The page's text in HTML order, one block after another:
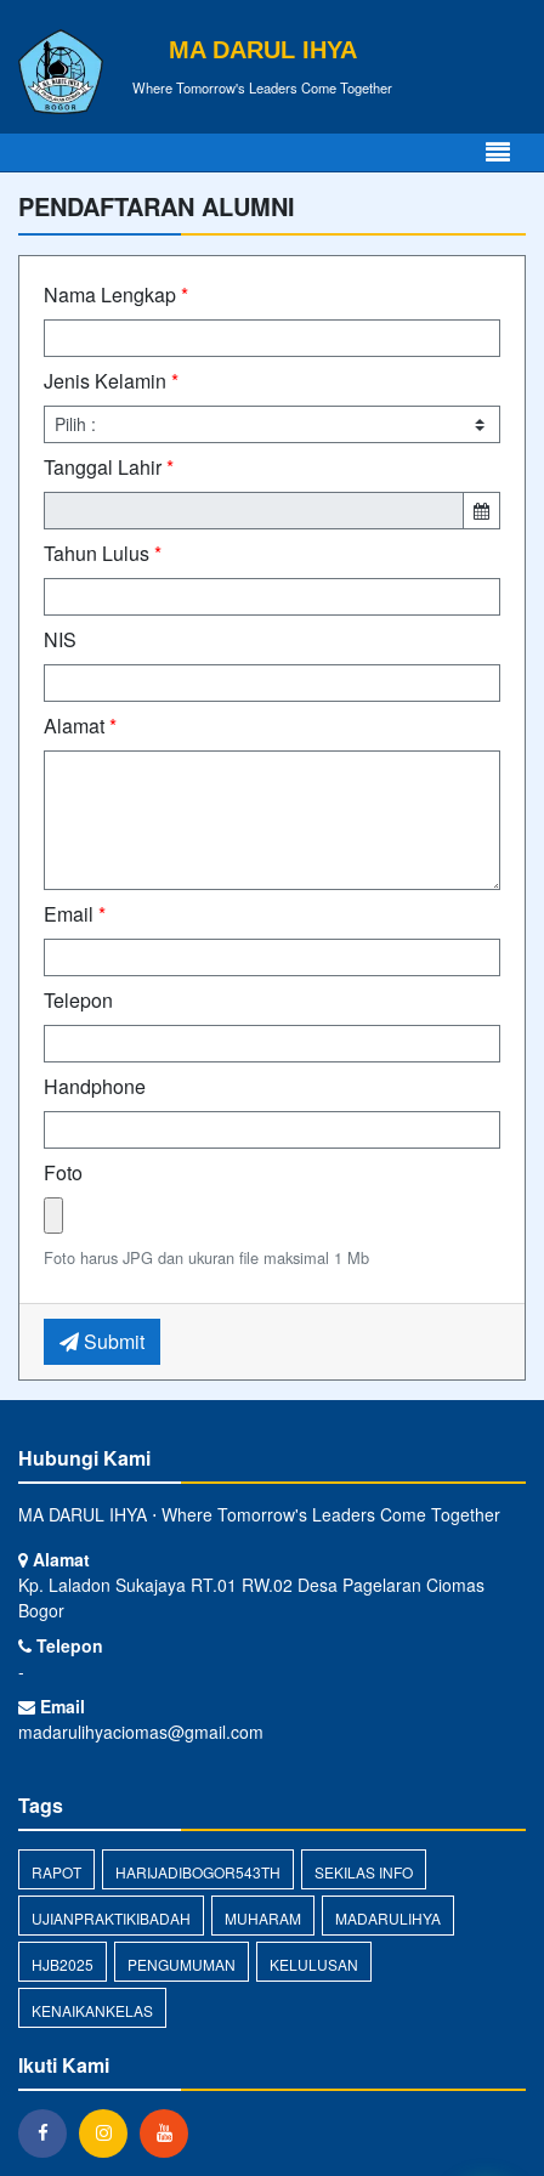
MA DARUL IHYA
Where Tomorrow's Leaders Come Together
PENDAFTARAN ALUMNI
Nama Lengkap*
Jenis Kelamin *
Tanggal Lahir*
Tahun Lulus*
NIS
Alamat*
Email *
Telepon
Handphone
Foto
Foto harus JPG dan ukuran file maksimal 1 Mb
Submit
Hubungi Kami
MA DARUL IHYA ⋅ Where Tomorrow's Leaders Come Together
Alamat
Kp. Laladon Sukajaya RT.01 RW.02 Desa Pagelaran Ciomas
Bogor
Telepon
-
Email
madarulihyaciomas@gmail.com
Tags
RAPOT HARIJADIBOGOR543TH SEKILAS INFO
UJIANPRAKTIKIBADAH MUHARAM MADARULIHYA
HJB2025 PENGUMUMAN KELULUSAN
KENAIKANKELAS
Ikuti Kami